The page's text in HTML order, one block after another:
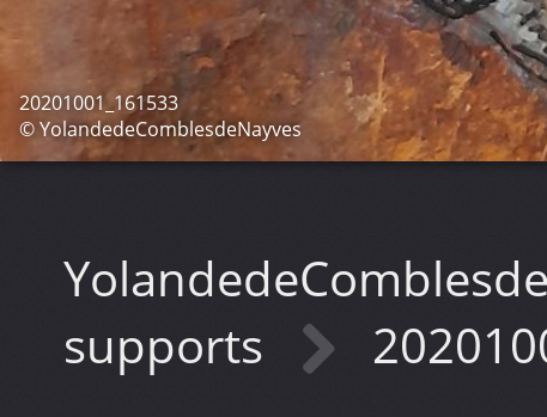
20201001_161533
© YolandedeComblesdeNayves
supports